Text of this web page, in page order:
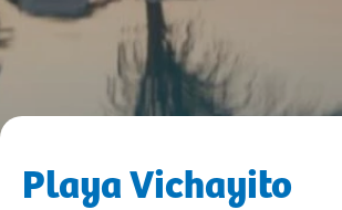
Playa Vichayito